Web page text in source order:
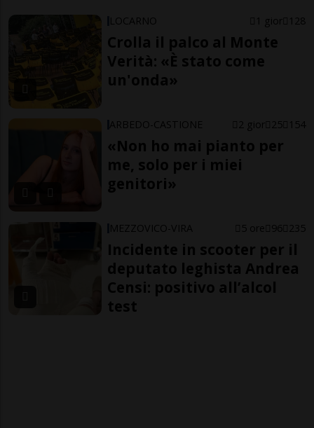
LOCARNO 1 gior 128
Crolla il palco al Monte
Verità: «È stato come
un'onda»
ARBEDO-CASTIONE 2 gior 25 154
«Non ho mai pianto per
me, solo per i miei
genitori»
MEZZOVICO-VIRA 5 ore 96 235
Incidente in scooter per il
deputato leghista Andrea
Censi: positivo all’alcol
test